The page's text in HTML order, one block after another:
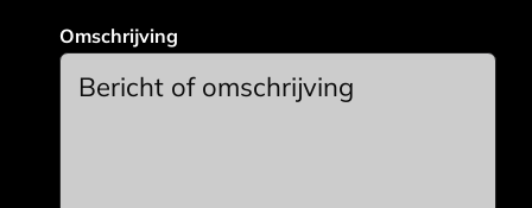
Omschrijving